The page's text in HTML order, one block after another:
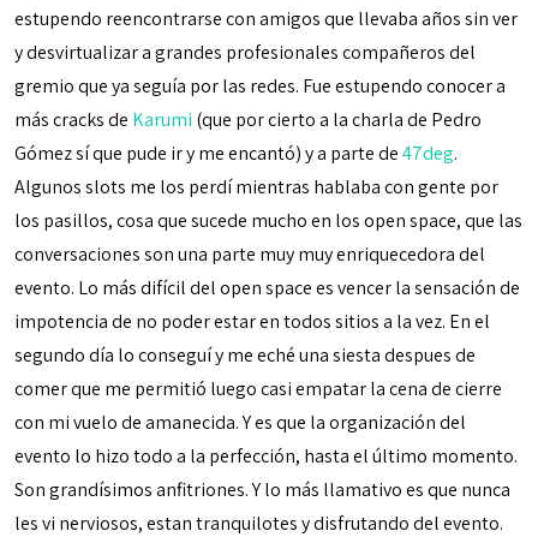
estupendo reencontrarse con amigos que llevaba años sin ver
y desvirtualizar a grandes profesionales compañeros del
gremio que ya seguía por las redes. Fue estupendo conocer a
más cracks de Karumi (que por cierto a la charla de Pedro
Gómez sí que pude ir y me encantó) y a parte de47deg.
Algunos slots me los perdí mientras hablaba con gente por
los pasillos, cosa que sucede mucho en los open space, que las
conversaciones son una parte muy muy enriquecedora del
evento. Lo más difícil del open space es vencer la sensación de
impotencia de no poder estar en todos sitios a la vez. En el
segundo día lo conseguí y me eché una siesta despues de
comer que me permitió luego casi empatar la cena de cierre
con mi vuelo de amanecida. Y es que la organización del
evento lo hizo todo a la perfección, hasta el último momento.
Son grandísimos anfitriones. Y lo más llamativo es que nunca
les vi nerviosos, estan tranquilotes y disfrutando del evento.